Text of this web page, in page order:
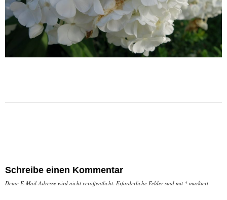
Schreibe einen Kommentar
Deine E-Mail-Adresse wird nicht veröffentlicht. Erforderliche Felder sind mit * markiert